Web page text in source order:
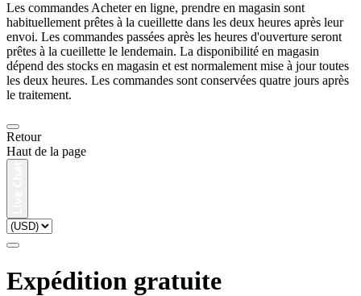
Les commandes Acheter en ligne, prendre en magasin sont
habituellement prêtes à la cueillette dans les deux heures après leur
envoi. Les commandes passées après les heures d'ouverture seront
prêtes à la cueillette le lendemain. La disponibilité en magasin
dépend des stocks en magasin et est normalement mise à jour toutes
les deux heures. Les commandes sont conservées quatre jours après
le traitement.
Retour
Haut de la page
Expédition gratuite